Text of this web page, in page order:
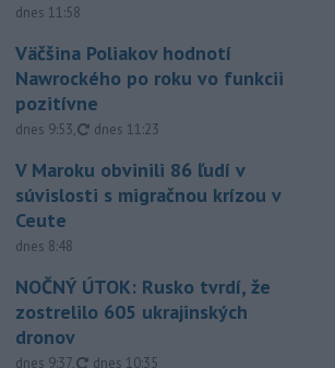
dnes 11:58
Väčšina Poliakov hodnotí
Nawrockého po roku vo funkcii
pozitívne
dnes 9:53, aktualizované
dnes 11:23
V Maroku obvinili 86 ľudí v
súvislosti s migračnou krízou v
Ceute
dnes 8:48
NOČNÝ ÚTOK: Rusko tvrdí, že
zostrelilo 605 ukrajinských
dronov
dnes 9:37, aktualizované
dnes 10:35